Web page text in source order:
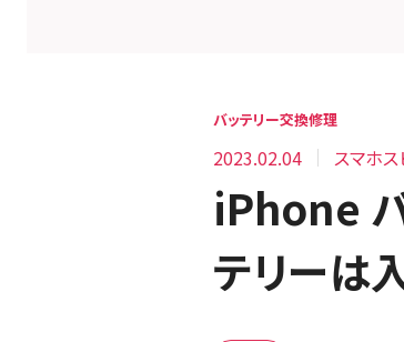
バッテリー交換修理
2023.02.04 スマホ
iPhone
テリーは